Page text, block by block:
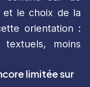
et le choix de la
orientation :
textuels, moins
limitée sur